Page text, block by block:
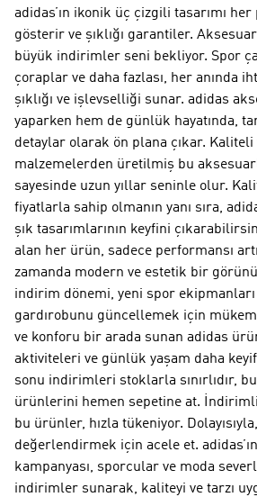
adidas’ın ikonik üç çizgili tasarımı
gösterir ve şıklığı garantiler.
büyük indirimler seni bekliyor. Spor
çoraplar ve daha fazlası, her anında
şıklığı ve işlevselliği sunar. adidas
yaparken hem de günlük hayatında,
detaylar olarak ön plana çıkar. Kaliteli
malzemelerden üretilmiş bu
sayesinde uzun yıllar seninle olur.
fiyatlarla sahip olmanın yanı sıra,
şık tasarımlarının keyfini
alan her ürün, sadece performansı
zamanda modern ve estetik bir
indirim dönemi, yeni spor ekipmanları
gardırobunu güncellemek için
ve konforu bir arada sunan adidas
aktiviteleri ve günlük yaşam daha
sonu indirimleri stoklarla sınırlıdır,
ürünlerini hemen sepetine at.
bu ürünler, hızla tükeniyor.
değerlendirmek için acele et.
kampanyası, sporcular ve moda
indirimler sunarak, kaliteyi ve tarzı